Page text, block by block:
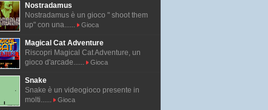
Nostradamus
Nostradamus è un gioco " shoot them
up" con una......
Gioca
Magical Cat Adventure
Riscopri Magical Cat Adventure, un
gioco d'arcade......
Gioca
Snake
Snake è un videogioco presente in
molti......
Gioca